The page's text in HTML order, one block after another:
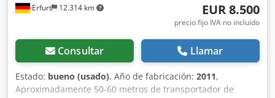
Erfurt 12.314 km EUR 8.500
precio fijo IVA no incluído
Consultar Llamar
Estado: bueno (usado), Año de fabricación: 2011,
Aproximadamente 50-60 metros de transportador de